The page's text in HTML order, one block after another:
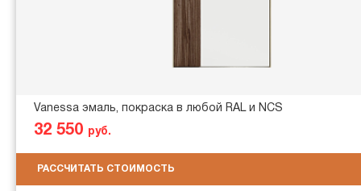
Vanessa эмаль, покраска в любой RAL и NCS
32 550 руб.
РАССЧИТАТЬ СТОИМОСТЬ